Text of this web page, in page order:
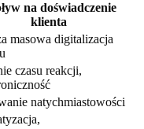
na doświadczenie
klienta
masowa digitalizacja
czasu reakcji,
natychmiastowości